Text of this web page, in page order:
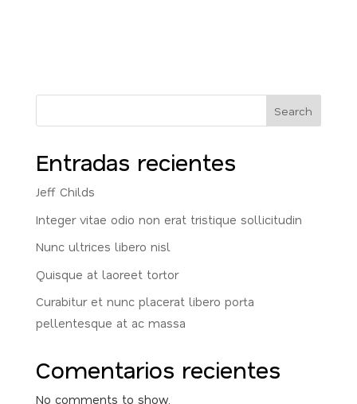
Search
Entradas recientes
Jeff Childs
Integer vitae odio non erat tristique sollicitudin
Nunc ultrices libero nisl
Quisque at laoreet tortor
Curabitur et nunc placerat libero porta
pellentesque at ac massa
Comentarios recientes
No comments to show.